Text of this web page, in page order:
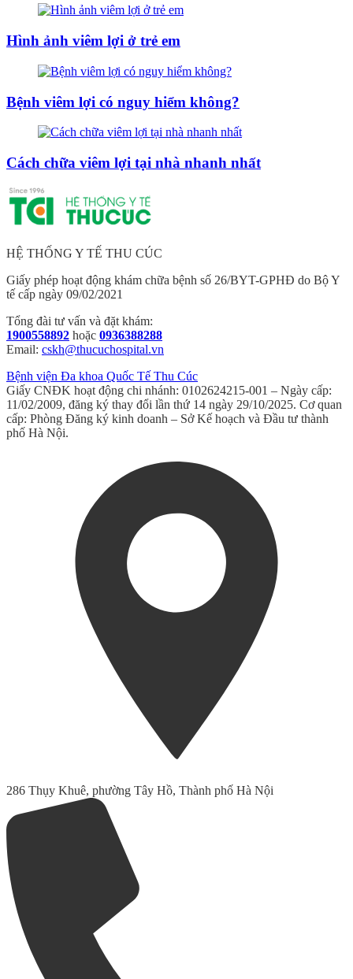
Hình ảnh viêm lợi ở trẻ em
Bệnh viêm lợi có nguy hiểm không?
Cách chữa viêm lợi tại nhà nhanh nhất
HỆ THỐNG Y TẾ THU CÚC
Giấy phép hoạt động khám chữa bệnh số 26/BYT-GPHĐ do Bộ Y
tế cấp ngày 09/02/2021
Tổng đài tư vấn và đặt khám:
1900558892 hoặc 0936388288
Email: cskh@thucuchospital.vn
Bệnh viện Đa khoa Quốc Tế Thu Cúc
Giấy CNĐK hoạt động chi nhánh: 0102624215-001 – Ngày cấp:
11/02/2009, đăng ký thay đổi lần thứ 14 ngày 29/10/2025. Cơ quan
cấp: Phòng Đăng ký kinh doanh – Sở Kế hoạch và Đầu tư thành
phố Hà Nội.
286 Thụy Khuê, phường Tây Hồ, Thành phố Hà Nội